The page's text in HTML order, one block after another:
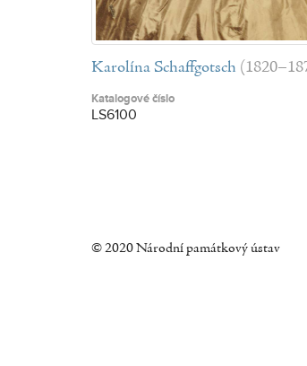
Karolína Schaffgotsch
Katalogové číslo
LS6100
© 2020 Národní památkový ústav